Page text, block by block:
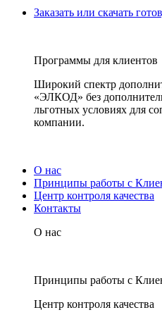
Заказать или скачать
Программы для клиентов
Широкий спектр
«ЭЛКОД» без
льготных условиях для
компании.
О нас
Принципы работы с
Центр контроля качества
Контакты
О нас
Принципы работы с
Центр контроля качества